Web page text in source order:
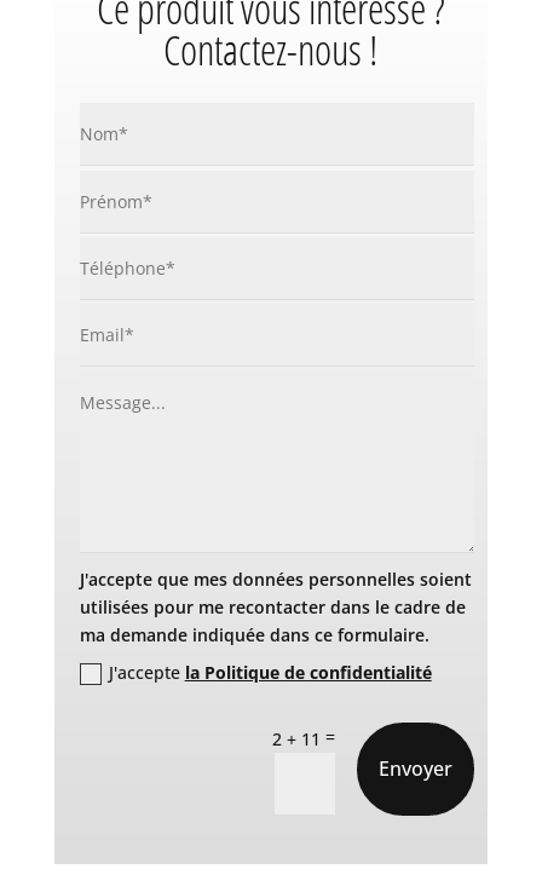
Contactez-nous !
J'accepte que mes données personnelles soient
utilisées pour me recontacter dans le cadre de
ma demande indiquée dans ce formulaire.
J'accepte la Politique de confidentialité
2 + 11 =
Envoyer